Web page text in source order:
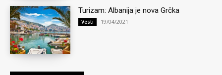
Turizam: Albanija je nova Grčka
Vesti 19/04/2021